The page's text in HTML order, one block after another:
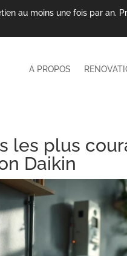
au moins une fois par an.
A PROPOS
les plus
Daikin